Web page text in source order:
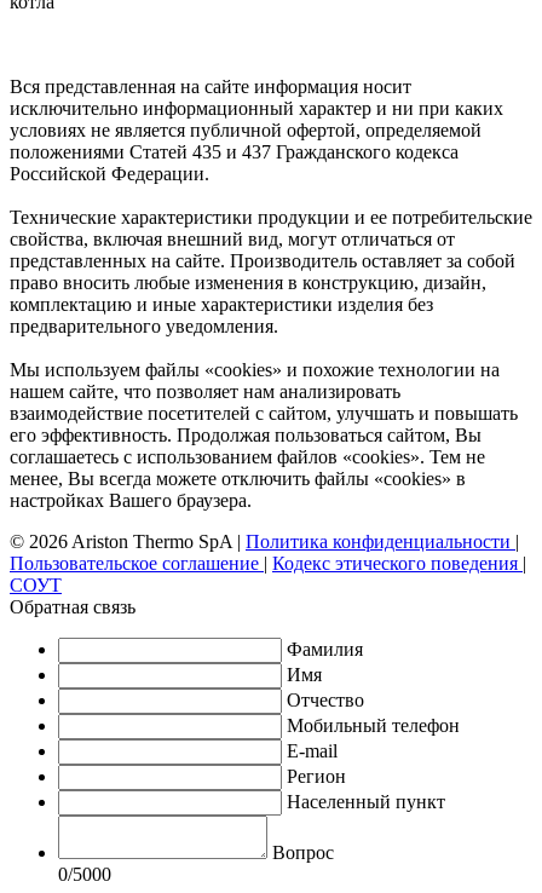
Вся представленная на сайте информация носит
исключительно информационный характер и ни при каких
условиях не является публичной офертой, определяемой
положениями Статей 435 и 437 Гражданского кодекса
Российской Федерации.
Технические характеристики продукции и ее потребительские
свойства, включая внешний вид, могут отличаться от
представленных на сайте. Производитель оставляет за собой
право вносить любые изменения в конструкцию, дизайн,
комплектацию и иные характеристики изделия без
предварительного уведомления.
Мы используем файлы «cookies» и похожие технологии на
нашем сайте, что позволяет нам анализировать
взаимодействие посетителей с сайтом, улучшать и повышать
его эффективность. Продолжая пользоваться сайтом, Вы
соглашаетесь с использованием файлов «cookies». Тем не
менее, Вы всегда можете отключить файлы «cookies» в
настройках Вашего браузера.
© 2026 Ariston Thermo SpA | Политика конфиденциальности |
Пользовательское соглашение | Кодекс этического поведения |
СОУТ
Обратная связь
Фамилия
Имя
Отчество
Мобильный телефон
E-mail
Регион
Населенный пункт
Вопрос
0/5000